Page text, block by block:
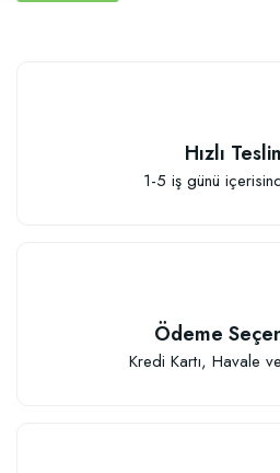
Hızlı
1-5 iş günü
Ödeme
Kredi Kartı, Havale